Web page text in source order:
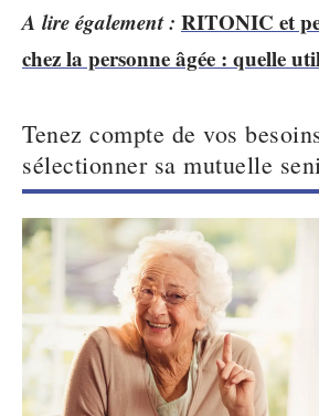
A lire également : RITONIC et
chez la personne âgée : quelle
Tenez compte de vos
sélectionner sa mutuelle